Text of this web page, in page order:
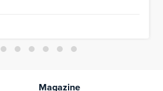
Magazine